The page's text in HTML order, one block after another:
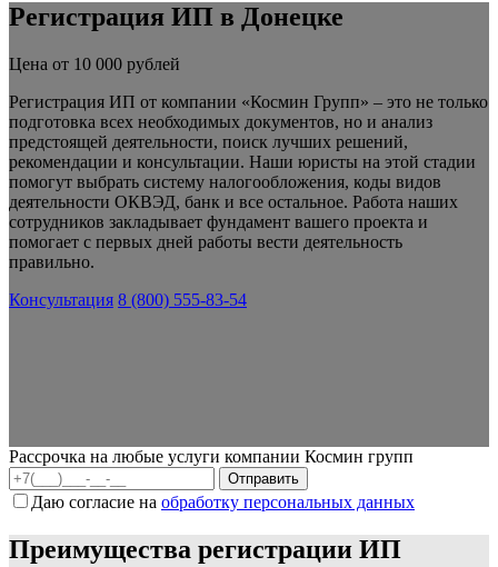
Регистрация ИП в Донецке
Цена от 10 000 рублей
Регистрация ИП от компании «Космин Групп» – это не только
подготовка всех необходимых документов, но и анализ
предстоящей деятельности, поиск лучших решений,
рекомендации и консультации. Наши юристы на этой стадии
помогут выбрать систему налогообложения, коды видов
деятельности ОКВЭД, банк и все остальное. Работа наших
сотрудников закладывает фундамент вашего проекта и
помогает с первых дней работы вести деятельность
правильно.
Консультация 8 (800) 555-83-54
Рассрочка на любые услуги компании Космин групп
Даю согласие на обработку персональных данных
Преимущества регистрации ИП